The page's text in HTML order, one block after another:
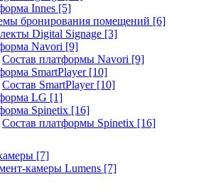
Innes [5]
бронирования помещений [6]
Digital Signage [3]
Navori [9]
Состав платформы Navori [9]
SmartPlayer [10]
Состав SmartPlayer [10]
LG [1]
Spinetix [16]
Состав платформы Spinetix [16]
[7]
камеры Lumens [7]